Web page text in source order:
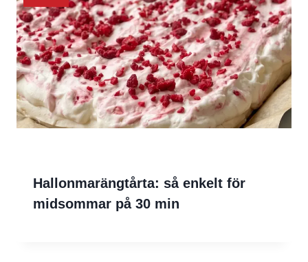
Hallonmarängtårta: så enkelt för
midsommar på 30 min